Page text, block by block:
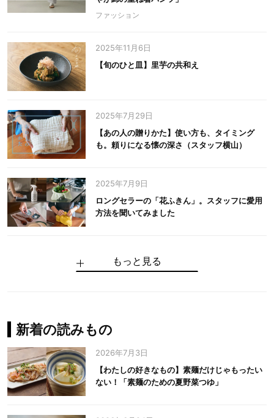
ファッション
2025年11月6日
【旬のひと皿】里芋の共和え
2025年7月29日
【あの人の贈りかた】使い方も、タイミング
も。頼りになる懐の深さ（スタッフ横山）
2025年7月9日
ロングセラーの「花ふきん」。スタッフに愛用
方法を聞いてみました
手仕事だからできる“いいもの”を作り続ける。
麻の老舗が届けたい、麻の魅力をのせた衣「中
中川政七商店の謎を解く、6つの問いと1つの答
100年先の日本に工芸があるように。中川政七
中川政七商店スタッフが綴る「今日も、土鍋ま
【わたしの好きなもの】素麺だけじゃもったい
もっと見る
新着の読みもの
2026年7月3日
【わたしの好きなもの】素麺だけじゃもったい
ない！「素麺のための夏野菜つゆ」